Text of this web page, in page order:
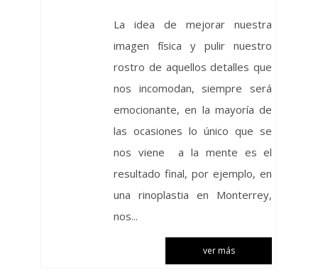
La idea de mejorar nuestra
imagen física y pulir nuestro
rostro de aquellos detalles que
nos incomodan, siempre será
emocionante, en la mayoría de
las ocasiones lo único que se
nos viene a la mente es el
resultado final, por ejemplo, en
una rinoplastia en Monterrey,
nos...
ver más